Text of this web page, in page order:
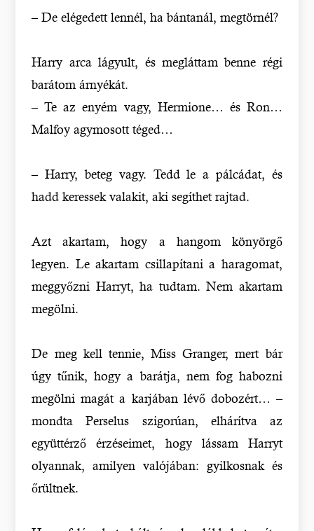
– De elégedett lennél, ha bántanál, megtörnél?
Harry arca lágyult, és megláttam benne régi
barátom árnyékát.
– Te az enyém vagy, Hermione… és Ron…
Malfoy agymosott téged…
– Harry, beteg vagy. Tedd le a pálcádat, és
hadd keressek valakit, aki segíthet rajtad.
Azt akartam, hogy a hangom könyörgő
legyen. Le akartam csillapítani a haragomat,
meggyőzni Harryt, ha tudtam. Nem akartam
megölni.
De meg kell tennie, Miss Granger, mert bár
úgy tűnik, hogy a barátja, nem fog habozni
megölni magát a karjában lévő dobozért… –
mondta Perselus szigorúan, elhárítva az
együttérző érzéseimet, hogy lássam Harryt
olyannak, amilyen valójában: gyilkosnak és
őrültnek.